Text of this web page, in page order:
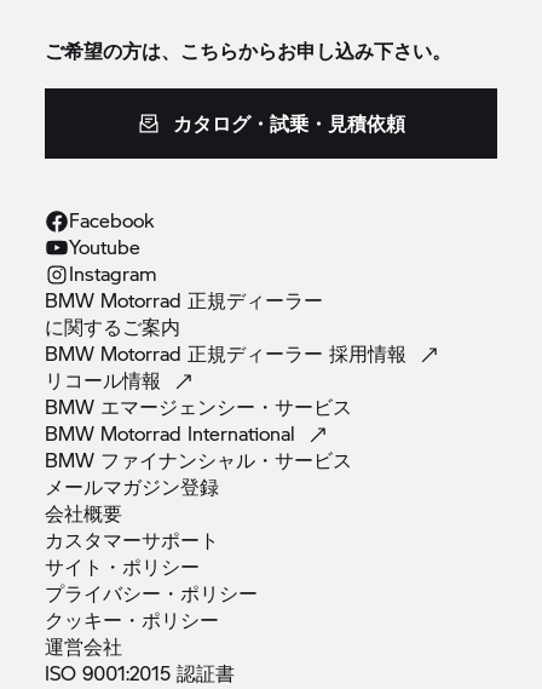
ご希望の方は、こちらからお申し込み下さい。
カタログ・試乗・見積依頼
Facebook
Youtube
Instagram
BMW Motorrad 正規ディーラー
に関するご案内
BMW Motorrad 正規ディーラー採用情報
リコール情報
BMW エマージェンシー・サービス
BMW Motorrad International
BMW ファイナンシャル・サービス
メールマガジン登録
会社概要
カスタマーサポート
サイト・ポリシー
プライバシー・ポリシー
クッキー・ポリシー
運営会社
ISO 9001:2015認証書